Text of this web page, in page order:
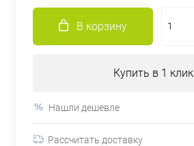
В корзину
Купить в 1 клик
Нашли дешевле
Рассчитать доставку